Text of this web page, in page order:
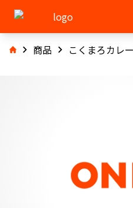
商品 こくまろカレ